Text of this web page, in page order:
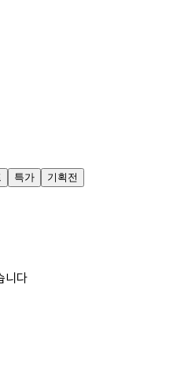
특가 기획전
니다